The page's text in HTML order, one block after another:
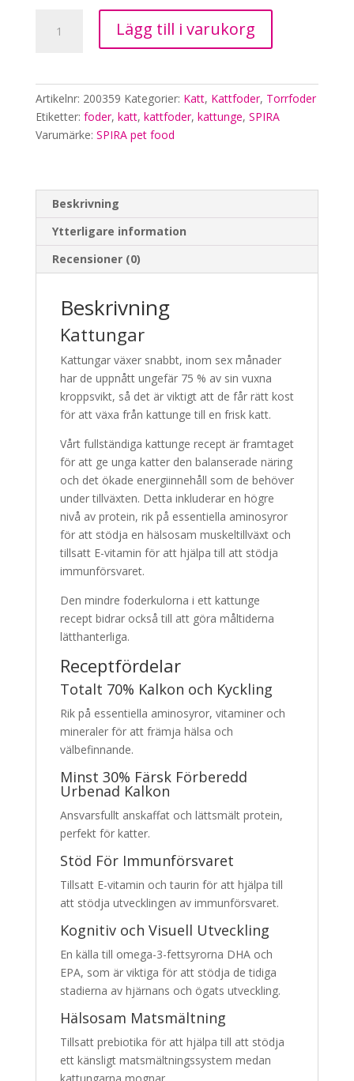
kattfoder
Kalkon
Lägg till i varukorg
Artikelnr: 200359 Kategorier: Katt, Kattfoder, Torrfoder
Etiketter: foder, katt, kattfoder, kattunge, SPIRA
Varumärke: SPIRA pet food
Beskrivning
Ytterligare information
Recensioner (0)
Beskrivning
Kattungar
Kattungar växer snabbt, inom sex månader
har de uppnått ungefär 75 % av sin vuxna
kroppsvikt, så det är viktigt att de får rätt kost
för att växa från kattunge till en frisk katt.
Vårt fullständiga kattunge recept är framtaget
för att ge unga katter den balanserade näring
och det ökade energiinnehåll som de behöver
under tillväxten. Detta inkluderar en högre
nivå av protein, rik på essentiella aminosyror
för att stödja en hälsosam muskeltillväxt och
tillsatt E-vitamin för att hjälpa till att stödja
immunförsvaret.
Den mindre foderkulorna i ett kattunge
recept bidrar också till att göra måltiderna
lätthanterliga.
Receptfördelar
Totalt 70% Kalkon och Kyckling
Rik på essentiella aminosyror, vitaminer och
mineraler för att främja hälsa och
välbefinnande.
Minst 30% Färsk Förberedd
Urbenad Kalkon
Ansvarsfullt anskaffat och lättsmält protein,
perfekt för katter.
Stöd För Immunförsvaret
Tillsatt E-vitamin och taurin för att hjälpa till
att stödja utvecklingen av immunförsvaret.
Kognitiv och Visuell Utveckling
En källa till omega-3-fettsyrorna DHA och
EPA, som är viktiga för att stödja de tidiga
stadierna av hjärnans och ögats utveckling.
Hälsosam Matsmältning
Tillsatt prebiotika för att hjälpa till att stödja
ett känsligt matsmältningssystem medan